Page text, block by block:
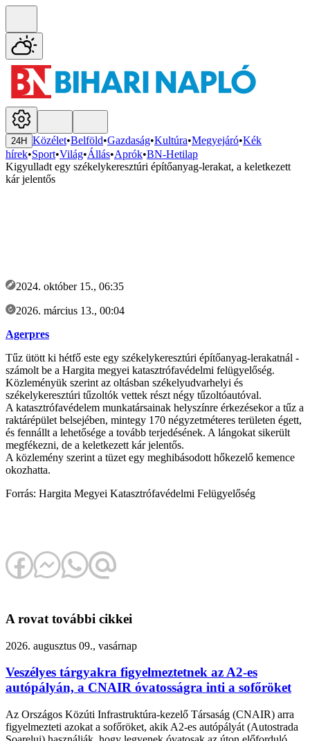
24H Közélet•Belföld•Gazdaság•Kultúra•Megyejáró•Kék
hírek•Sport•Világ•Állás•Aprók•BN-Hetilap
Kigyulladt egy székelykeresztúri építőanyag-lerakat, a keletkezett
kár jelentős
2024. október 15., 06:35
2026. március 13., 00:04
Agerpres
Tűz ütött ki hétfő este egy székelykeresztúri építőanyag-lerakatnál -
számolt be a Hargita megyei katasztrófavédelmi felügyelőség.
Közleményük szerint az oltásban székelyudvarhelyi és
székelykeresztúri tűzoltók vettek részt négy tűzoltóautóval.
A katasztrófavédelem munkatársainak helyszínre érkezésekor a tűz a
raktárépület belsejében, mintegy 170 négyzetméteres területen égett,
és fennállt a lehetősége a tovább terjedésének. A lángokat sikerült
megfékezni, de a keletkezett kár jelentős.
A közlemény szerint a tüzet egy meghibásodott hőkezelő kemence
okozhatta.
Forrás: Hargita Megyei Katasztrófavédelmi Felügyelőség
A rovat további cikkei
2026. augusztus 09., vasárnap
Veszélyes tárgyakra figyelmeztetnek az A2-es
autópályán, a CNAIR óvatosságra inti a sofőröket
Az Országos Közúti Infrastruktúra-kezelő Társaság (CNAIR) arra
figyelmezteti azokat a sofőröket, akik A2-es autópályát (Autostrada